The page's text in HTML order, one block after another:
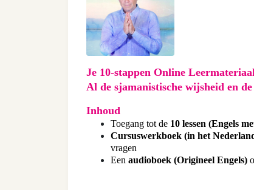
Je 10-stappen Online
Al de sjamanistische wijsheid en
Inhoud
Toegang tot de 10 lessen (Engels
Cursuswerkboek (in het
vragen
Eenaudioboek (Origineel Engels)